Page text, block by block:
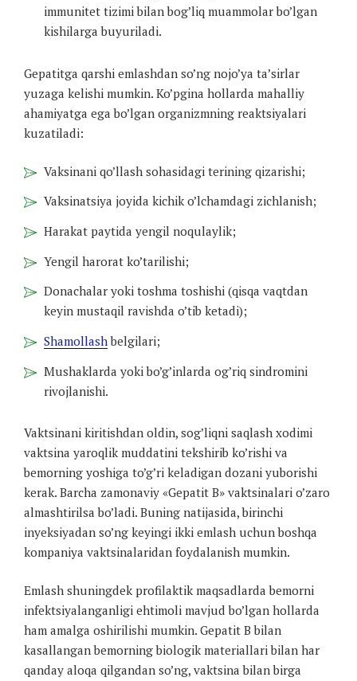
immunitet tizimi bilan bog’liq muammolar bo’lgan
kishilarga buyuriladi.
Gepatitga qarshi emlashdan so’ng nojo’ya ta’sirlar
yuzaga kelishi mumkin. Ko’pgina hollarda mahalliy
ahamiyatga ega bo’lgan organizmning reaktsiyalari
kuzatiladi:
Vaksinani qo’llash sohasidagi terining qizarishi;
Vaksinatsiya joyida kichik o’lchamdagi zichlanish;
Harakat paytida yengil noqulaylik;
Yengil harorat ko’tarilishi;
Donachalar yoki toshma toshishi (qisqa vaqtdan
keyin mustaqil ravishda o’tib ketadi);
Shamollashbelgilari;
Mushaklarda yoki bo’g’inlarda og’riq sindromini
rivojlanishi.
Vaktsinani kiritishdan oldin, sog’liqni saqlash xodimi
vaktsina yaroqlik muddatini tekshirib ko’rishi va
bemorning yoshiga to’g’ri keladigan dozani yuborishi
kerak. Barcha zamonaviy «Gepatit B» vaktsinalari o’zaro
almashtirilsa bo’ladi. Buning natijasida, birinchi
inyeksiyadan so’ng keyingi ikki emlash uchun boshqa
kompaniya vaktsinalaridan foydalanish mumkin.
Emlash shuningdek profilaktik maqsadlarda bemorni
infektsiyalanganligi ehtimoli mavjud bo’lgan hollarda
ham amalga oshirilishi mumkin. Gepatit B bilan
kasallangan bemorning biologik materiallari bilan har
qanday aloqa qilgandan so’ng, vaktsina bilan birga